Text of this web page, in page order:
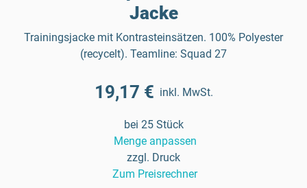
Jacke
Trainingsjacke mit Kontrasteinsätzen. 100% Polyester
(recycelt). Teamline: Squad 27
19,17 € inkl. MwSt.
bei 25 Stück
Menge anpassen
zzgl. Druck
Zum Preisrechner